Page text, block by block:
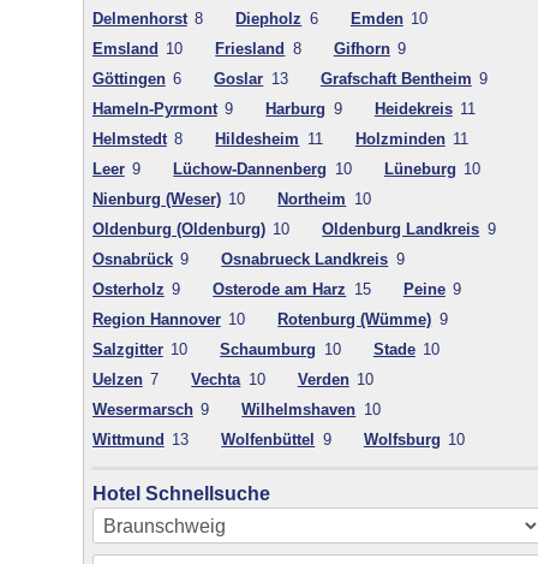
Delmenhorst 8 Diepholz 6 Emden 10
Emsland 10 Friesland 8 Gifhorn 9
Göttingen 6 Goslar 13 Grafschaft Bentheim 9
Hameln-Pyrmont 9 Harburg 9 Heidekreis 11
Helmstedt 8 Hildesheim 11 Holzminden 11
Leer 9 Lüchow-Dannenberg 10 Lüneburg 10
Nienburg (Weser) 10 Northeim 10
Oldenburg (Oldenburg) 10 Oldenburg Landkreis 9
Osnabrück 9 Osnabrueck Landkreis 9
Osterholz 9 Osterode am Harz 15 Peine 9
Region Hannover 10 Rotenburg (Wümme) 9
Salzgitter 10 Schaumburg 10 Stade 10
Uelzen 7 Vechta 10 Verden 10
Wesermarsch 9 Wilhelmshaven 10
Wittmund 13 Wolfenbüttel 9 Wolfsburg 10
Hotel Schnellsuche